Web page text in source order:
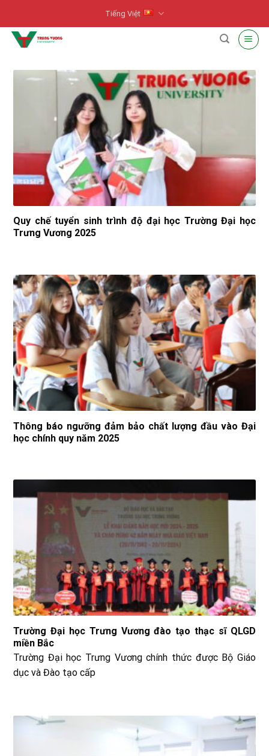
content
Tiếng Việt
Quy chế tuyển sinh trình độ đại học Trường Đại học
Trưng Vương 2025
Thông báo ngưỡng đảm bảo chất lượng đầu vào Đại
học chính quy năm 2025
Trường Đại học Trưng Vương đào tạo thạc sĩ QLGD
miền Bắc
Trường Đại học Trưng Vương chính thức được Bộ Giáo
dục và Đào tạo cấp